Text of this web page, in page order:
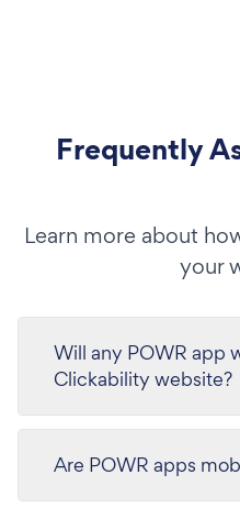
Frequently
Learn more about
your
Will any POWR app
Clickability website?
Are POWR apps